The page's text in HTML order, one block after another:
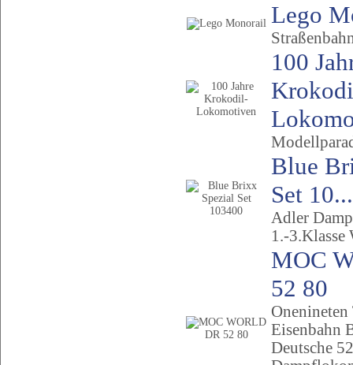
Lego
100
Blue
Set 10...
Adler
1.-3.Klasse
MOC
52 80
Eisenbahn
Deutsche